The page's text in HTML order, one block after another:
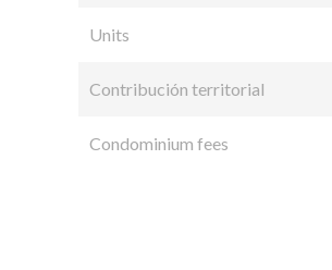
Units
Contribución territorial
Condominium fees